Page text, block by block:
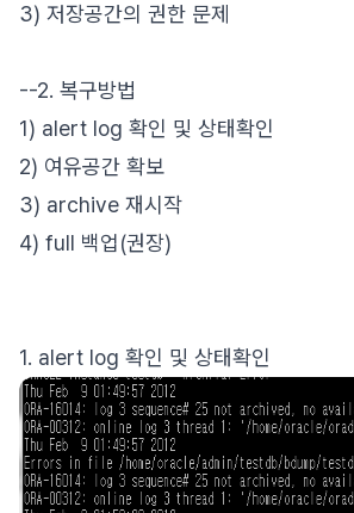
3) 저장공간의 권한 문제
--2. 복구방법
1) alert log 확인 및 상태확인
2) 여유공간 확보
3) archive 재시작
4) full 백업(권장)
1. alert log 확인 및 상태확인